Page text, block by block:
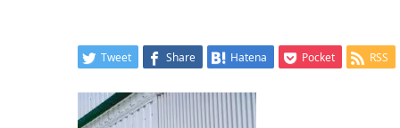
Tweet Share Hatena Pocket RSS